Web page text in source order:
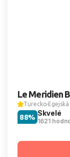
Le Meridien
Turecko
Skvelé
1621
88%